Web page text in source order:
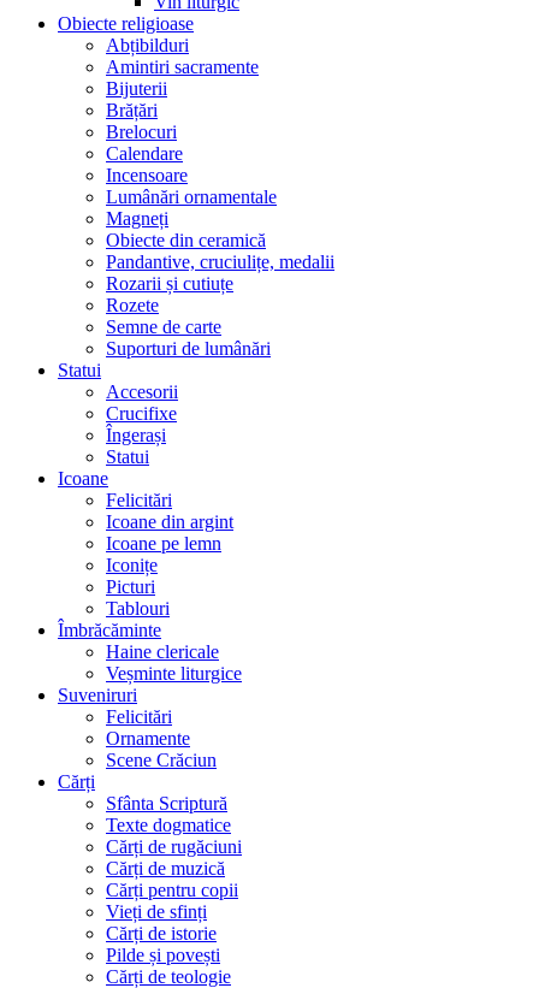
Obiecte religioase
Abțibilduri
Amintiri sacramente
Bijuterii
Brățări
Brelocuri
Calendare
Incensoare
Lumânări ornamentale
Magneți
Obiecte din ceramică
Pandantive, cruciulițe, medalii
Rozarii și cutiuțe
Rozete
Semne de carte
Suporturi de lumânări
Statui
Accesorii
Crucifixe
Îngerași
Statui
Icoane
Felicitări
Icoane din argint
Icoane pe lemn
Iconițe
Picturi
Tablouri
Îmbrăcăminte
Haine clericale
Veșminte liturgice
Suveniruri
Felicitări
Ornamente
Scene Crăciun
Cărți
Sfânta Scriptură
Texte dogmatice
Cărți de rugăciuni
Cărți de muzică
Cărți pentru copii
Vieți de sfinți
Cărți de istorie
Pilde și povești
Cărți de teologie